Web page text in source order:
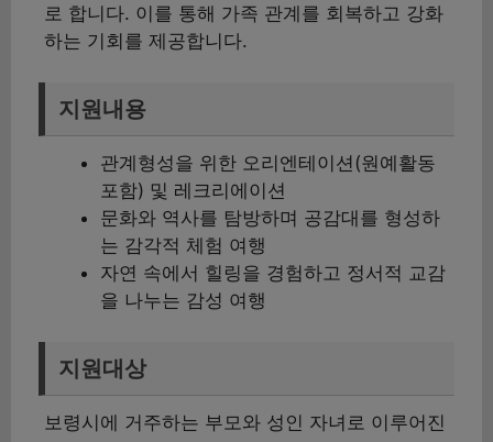
로 합니다. 이를 통해 가족 관계를 회복하고 강화
하는 기회를 제공합니다.
지원내용
관계형성을 위한 오리엔테이션(원예활동
포함) 및 레크리에이션
문화와 역사를 탐방하며 공감대를 형성하
는 감각적 체험 여행
자연 속에서 힐링을 경험하고 정서적 교감
을 나누는 감성 여행
지원대상
보령시에 거주하는 부모와 성인 자녀로 이루어진